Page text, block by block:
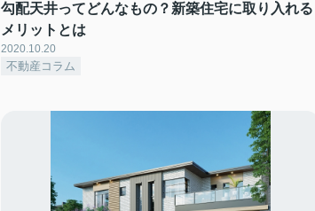
勾配天井ってどんなもの？新築住宅に取り入れる
メリットとは
2020.10.20
不動産コラム